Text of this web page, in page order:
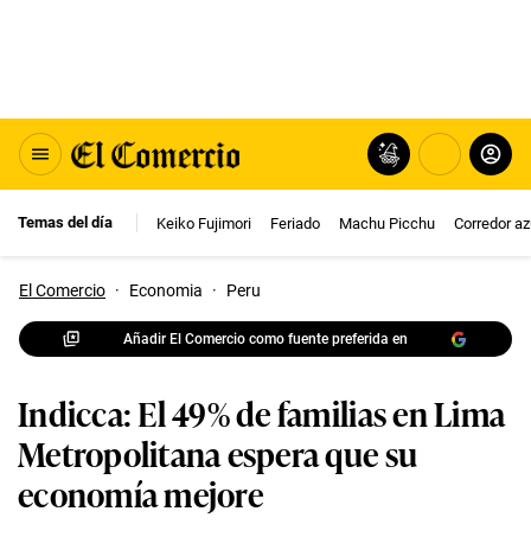
Temas del día Keiko Fujimori Feriado Machu Picchu Corredor
El Comercio · Economia · Peru
Añadir El Comercio como fuente preferida en
Indicca: El 49% de familias en Lima
Metropolitana espera que su
economía mejore